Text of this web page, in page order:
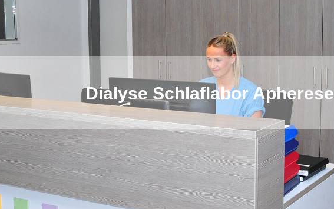
Dialyse Schlaflabor Apherese